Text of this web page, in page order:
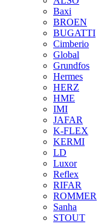
Baxi
BROEN
BUGATTI
Cimberio
Global
Grundfos
Hermes
HERZ
HME
IMI
JAFAR
K-FLEX
KERMI
LD
Luxor
Reflex
RIFAR
ROMMER
Sanha
STOUT